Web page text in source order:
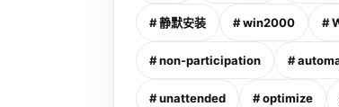
# 静默安装 # win2000 #
# non-participation #
# unattended # optimize